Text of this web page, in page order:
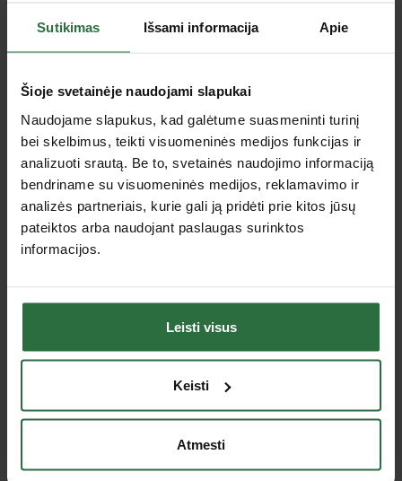
Sutikimas Išsami informacija Apie
Šioje svetainėje naudojami slapukai
Naudojame slapukus, kad galėtume suasmeninti turinį
bei skelbimus, teikti visuomeninės medijos funkcijas ir
analizuoti srautą. Be to, svetainės naudojimo informaciją
bendriname su visuomeninės medijos, reklamavimo ir
analizės partneriais, kurie gali ją pridėti prie kitos jūsų
pateiktos arba naudojant paslaugas surinktos
informacijos.
Leisti visus
Keisti
Atmesti
Tinka modeliams
Jus dominančios panašios prekės
Nepavyko užkrauti prekių sąrašo.